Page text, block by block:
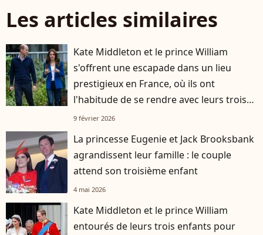
Les articles similaires
Kate Middleton et le prince William
s'offrent une escapade dans un lieu
prestigieux en France, où ils ont
l'habitude de se rendre avec leurs trois
enfants
9 février 2026
La princesse Eugenie et Jack Brooksbank
agrandissent leur famille : le couple
attend son troisième enfant
4 mai 2026
Kate Middleton et le prince William
entourés de leurs trois enfants pour